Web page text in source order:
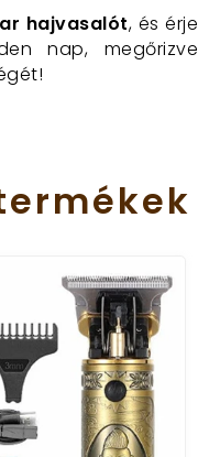
hajvasalót, és érje
nap, megőrizve